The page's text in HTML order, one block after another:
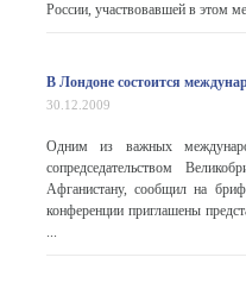
России, участвовавшей в этом
В Лондоне состоится
30.12.2009
Одним из важных
сопредседательством
Афганистану, сообщил на
конференции приглашены
...